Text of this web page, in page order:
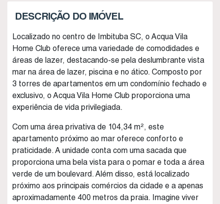
DESCRIÇÃO DO IMÓVEL
Localizado no centro de Imbituba SC, o Acqua Vila
Home Club oferece uma variedade de comodidades e
áreas de lazer, destacando-se pela deslumbrante vista
mar na área de lazer, piscina e no ático. Composto por
3 torres de apartamentos em um condomínio fechado e
exclusivo, o Acqua Vila Home Club proporciona uma
experiência de vida privilegiada.
Com uma área privativa de 104,34 m², este
apartamento próximo ao mar oferece conforto e
praticidade. A unidade conta com uma sacada que
proporciona uma bela vista para o pomar e toda a área
verde de um boulevard. Além disso, está localizado
próximo aos principais comércios da cidade e a apenas
aproximadamente 400 metros da praia. Imagine viver